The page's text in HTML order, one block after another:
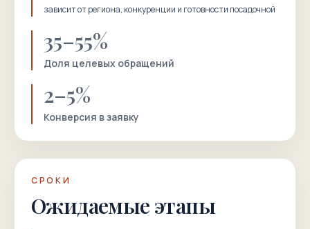
зависит от региона, конкуренции и готовности посадочной
35–55%
Доля целевых обращений
2–5%
Конверсия в заявку
СРОКИ
Ожидаемые этапы